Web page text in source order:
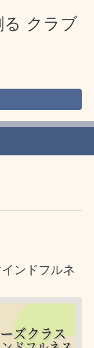
る クラブ
ンドフルネ